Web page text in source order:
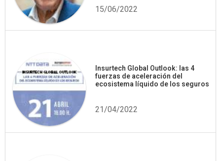
15/06/2022
Insurtech Global Outlook: las 4
fuerzas de aceleración del
ecosistema líquido de los seguros
21/04/2022